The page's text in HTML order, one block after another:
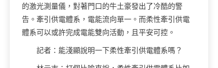
的激光測量儀，對著門口的牛土豪發出了冷酷的警
告。牽引供電體系，電能流向單一。而柔性牽引供電
體系可以或許完成電能雙向活動，且平安可控。
記者：能淺顯說明一下柔性牽引供電體系嗎？